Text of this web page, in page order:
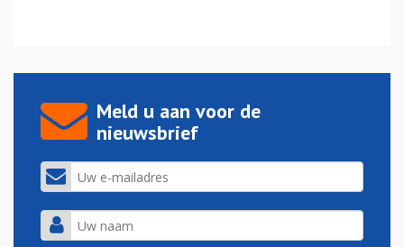
Meld u aan voor de
nieuwsbrief